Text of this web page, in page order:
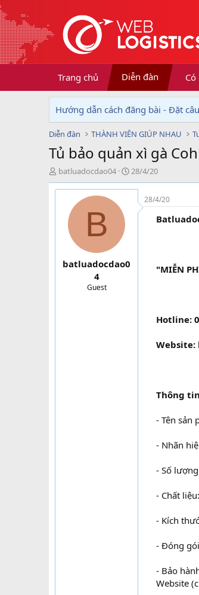
Trang chủ Diễn đàn
Hướng dẫn cách đăng bài - Đặt
Diễn đàn THÀNH VIÊN GIÚP NHAU
Tủ bảo quản xì gà
T
h
r
batluadocdao04
N
g
à
28/4/20
B
batluadocdao0
4
Guest
28/4/20
"MIỄN
Hotline:
Website:
Thông
- Tên sản
- Nhãn
- Số
- Chất
- Kích
- Đóng
- Bảo
Website